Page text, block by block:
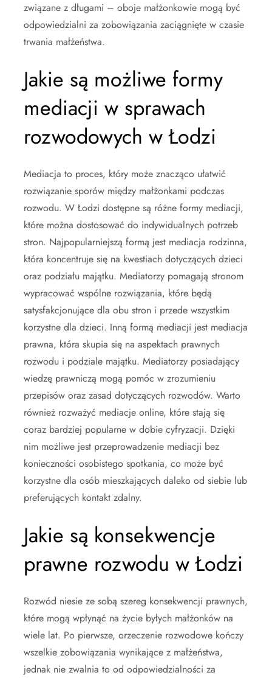
związane z długami – oboje małżonkowie mogą być
odpowiedzialni za zobowiązania zaciągnięte w czasie
trwania małżeństwa.
Jakie są możliwe formy
mediacji w sprawach
rozwodowych w Łodzi
Mediacja to proces, który może znacząco ułatwić
rozwiązanie sporów między małżonkami podczas
rozwodu. W Łodzi dostępne są różne formy mediacji,
które można dostosować do indywidualnych potrzeb
stron. Najpopularniejszą formą jest mediacja rodzinna,
która koncentruje się na kwestiach dotyczących dzieci
oraz podziału majątku. Mediatorzy pomagają stronom
wypracować wspólne rozwiązania, które będą
satysfakcjonujące dla obu stron i przede wszystkim
korzystne dla dzieci. Inną formą mediacji jest mediacja
prawna, która skupia się na aspektach prawnych
rozwodu i podziale majątku. Mediatorzy posiadający
wiedzę prawniczą mogą pomóc w zrozumieniu
przepisów oraz zasad dotyczących rozwodów. Warto
również rozważyć mediacje online, które stają się
coraz bardziej popularne w dobie cyfryzacji. Dzięki
nim możliwe jest przeprowadzenie mediacji bez
konieczności osobistego spotkania, co może być
korzystne dla osób mieszkających daleko od siebie lub
preferujących kontakt zdalny.
Jakie są konsekwencje
prawne rozwodu w Łodzi
Rozwód niesie ze sobą szereg konsekwencji prawnych,
które mogą wpłynąć na życie byłych małżonków na
wiele lat. Po pierwsze, orzeczenie rozwodowe kończy
wszelkie zobowiązania wynikające z małżeństwa,
jednak nie zwalnia to od odpowiedzialności za